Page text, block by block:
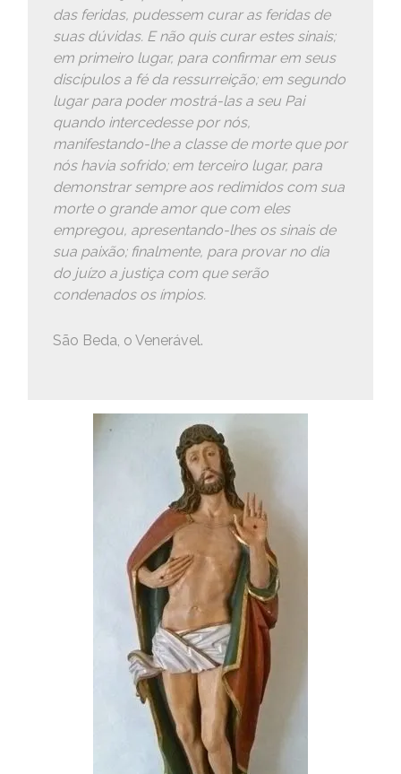
das feridas, pudessem curar as feridas de
suas dúvidas. E não quis curar estes sinais;
em primeiro lugar, para confirmar em seus
discípulos a fé da ressurreição; em segundo
lugar para poder mostrá-las a seu Pai
quando intercedesse por nós,
manifestando-lhe a classe de morte que por
nós havia sofrido; em terceiro lugar, para
demonstrar sempre aos redimidos com sua
morte o grande amor que com eles
empregou, apresentando-lhes os sinais de
sua paixão; finalmente, para provar no dia
do juízo a justiça com que serão
condenados os ímpios.
São Beda, o Venerável.